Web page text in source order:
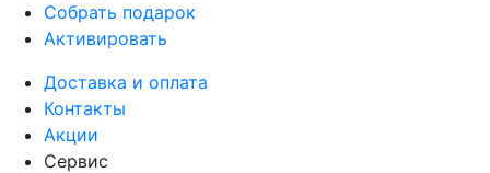
Собрать подарок
Активировать
Доставка и оплата
Контакты
Акции
Сервис